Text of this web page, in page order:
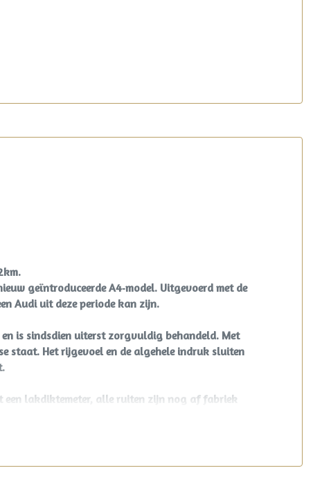
geïntroduceerde A4‑model. Uitgevoerd met de
Audi uit deze periode kan zijn.
is sindsdien uiterst zorgvuldig behandeld. Met
staat. Het rijgevoel en de algehele indruk sluiten
een lakdiktemeter, alle ruiten zijn nog af fabriek
elektrische ramen voor en